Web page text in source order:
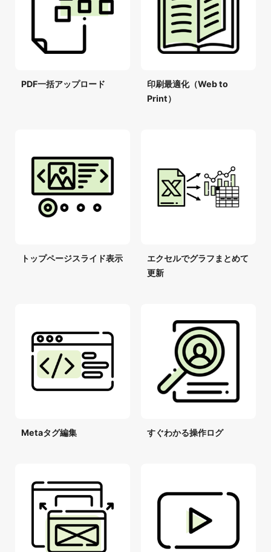
PDF一括アップロード
印刷最適化（Web to
Print）
トップページスライド表示
エクセルでグラフまとめて
更新
Metaタグ編集 すぐわかる操作ログ